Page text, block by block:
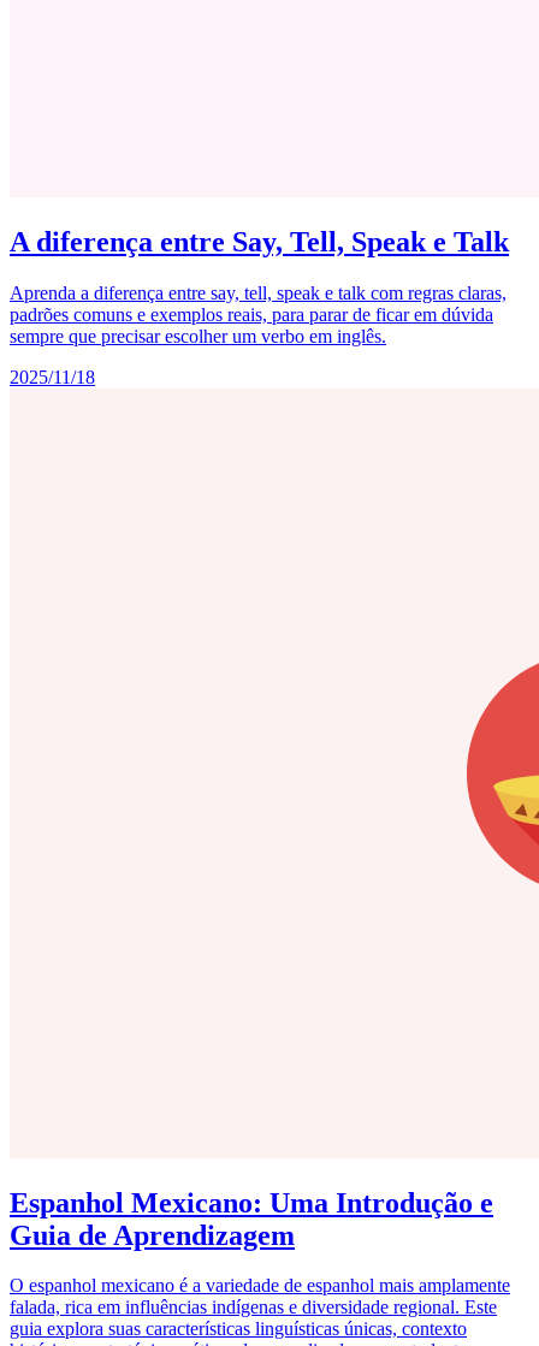
A diferença entre Say, Tell, Speak e Talk
Aprenda a diferença entre say, tell, speak e talk com regras claras,
padrões comuns e exemplos reais, para parar de ficar em dúvida
sempre que precisar escolher um verbo em inglês.
2025/11/18
Espanhol Mexicano: Uma Introdução e
Guia de Aprendizagem
O espanhol mexicano é a variedade de espanhol mais amplamente
falada, rica em influências indígenas e diversidade regional. Este
guia explora suas características linguísticas únicas, contexto